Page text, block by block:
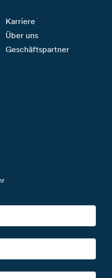
Karriere
Über uns
Geschäftspartner